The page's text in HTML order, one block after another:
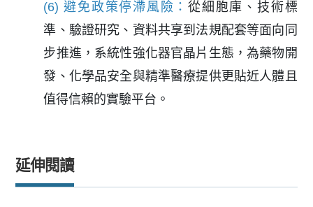
(6) 避免政策停滯風險：從細胞庫、技術標
準、驗證研究、資料共享到法規配套等面向同
步推進，系統性強化器官晶片生態，為藥物開
發、化學品安全與精準醫療提供更貼近人體且
值得信賴的實驗平台。
延伸閱讀